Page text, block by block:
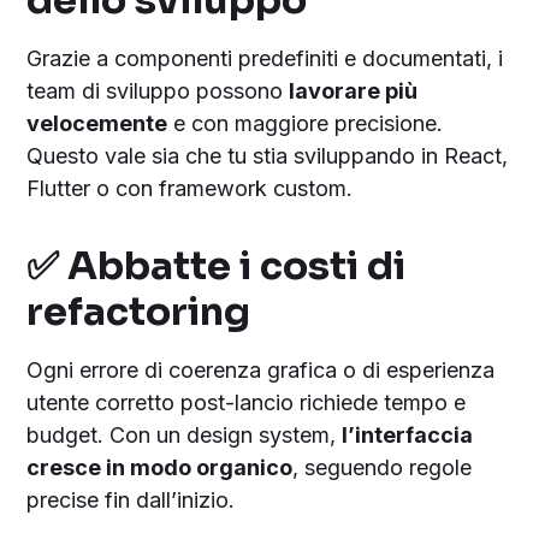
Grazie a componenti predefiniti e documentati, i
team di sviluppo possono lavorare più
velocemente e con maggiore precisione.
Questo vale sia che tu stia sviluppando in React,
Flutter o con framework custom.
✅ Abbatte i costi di
refactoring
Ogni errore di coerenza grafica o di esperienza
utente corretto post-lancio richiede tempo e
budget. Con un design system, l’interfaccia
cresce in modo organico, seguendo regole
precise fin dall’inizio.